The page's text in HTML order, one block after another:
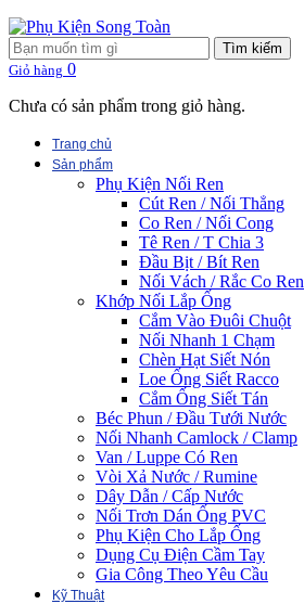
Tìm kiếm
Giỏ hàng 0
Chưa có sản phẩm trong giỏ hàng.
Trang chủ
Sản phẩm
Phụ Kiện Nối Ren
Cút Ren / Nối Thẳng
Co Ren / Nối Cong
Tê Ren / T Chia 3
Đầu Bịt / Bít Ren
Nối Vách / Rắc Co Ren
Khớp Nối Lắp Ống
Cắm Vào Đuôi Chuột
Nối Nhanh 1 Chạm
Chèn Hạt Siết Nón
Loe Ống Siết Racco
Cắm Ống Siết Tán
Béc Phun / Đầu Tưới Nước
Nối Nhanh Camlock / Clamp
Van / Luppe Có Ren
Vòi Xả Nước / Rumine
Dây Dẫn / Cấp Nước
Nối Trơn Dán Ống PVC
Phụ Kiện Cho Lắp Ống
Dụng Cụ Điện Cầm Tay
Gia Công Theo Yêu Cầu
Kỹ Thuật